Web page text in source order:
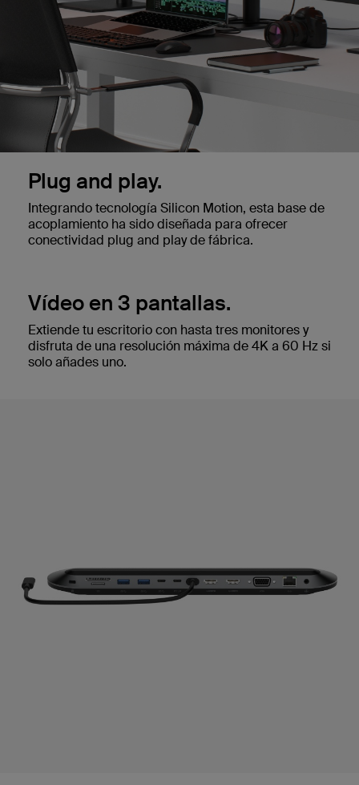
Plug and play.
Integrando tecnología Silicon Motion, esta base de
acoplamiento ha sido diseñada para ofrecer
conectividad plug and play de fábrica.
Vídeo en 3 pantallas.
Extiende tu escritorio con hasta tres monitores y
disfruta de una resolución máxima de 4K a 60 Hz si
solo añades uno.